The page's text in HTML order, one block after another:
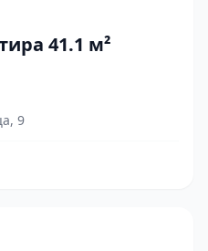
41.1 м²
9